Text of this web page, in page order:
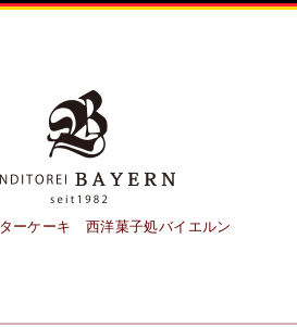
ーケーキ 西洋菓子処バイエルン